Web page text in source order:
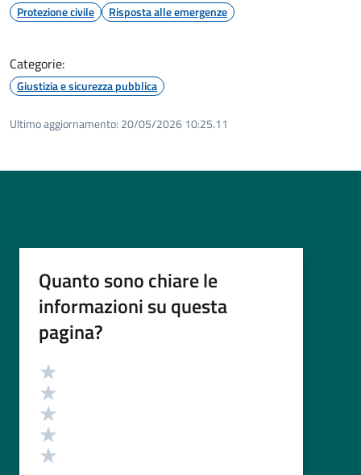
Protezione civile Risposta alle emergenze
Categorie:
Giustizia e sicurezza pubblica
Ultimo aggiornamento: 20/05/2026 10:25.11
Quanto sono chiare le
informazioni su questa
pagina?
Valutazione